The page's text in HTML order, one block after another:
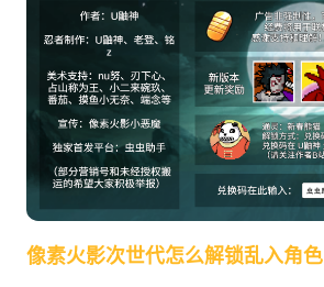
像素火影次世代怎么解锁乱入角色